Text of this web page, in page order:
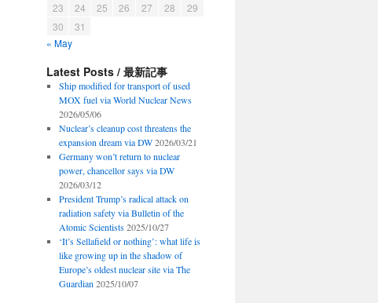
23
24 25 26 27 28
29
30
31
« May
Latest Posts / 最新記事
Ship modified for transport of used
MOX fuel via World Nuclear News
2026/05/06
Nuclear’s cleanup cost threatens the
expansion dream via DW 2026/03/21
Germany won’t return to nuclear
power, chancellor says via DW
2026/03/12
President Trump’s radical attack on
radiation safety via Bulletin of the
Atomic Scientists 2025/10/27
‘It’s Sellafield or nothing’: what life is
like growing up in the shadow of
Europe’s oldest nuclear site via The
Guardian 2025/10/07